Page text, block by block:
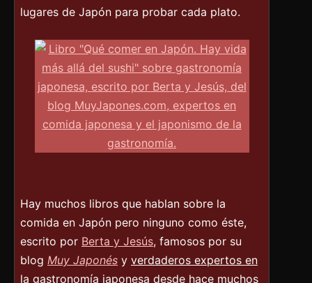
lugares de Japón para probar cada plato.
Hay muchos libros que hablan sobre la
comida en Japón pero ninguno como éste,
escrito por Berta y Jesús, famosos por su
blog Muy Japonés y verdaderos expertos en
la gastronomía japonesa desde hace muchos